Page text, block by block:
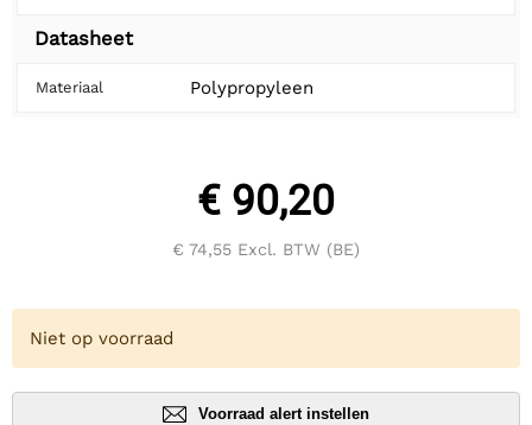
Datasheet
Materiaal Polypropyleen
€ 90,20
€ 74,55 Excl. BTW (BE)
Niet op voorraad
Voorraad alert instellen